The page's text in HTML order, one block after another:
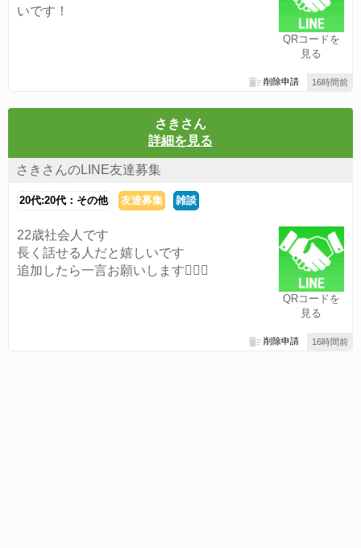
QRコードを
見る
いです！
16時間前
削除申請
さきさん
詳細を見る
さきさんのLINE友達募集
20代:20代：その他 友達募集 雑談
QRコードを
見る
22歳社会人です
長く話せる人だと嬉しいです
追加したら一言お願いします🙇🏻‍♀️
16時間前
削除申請